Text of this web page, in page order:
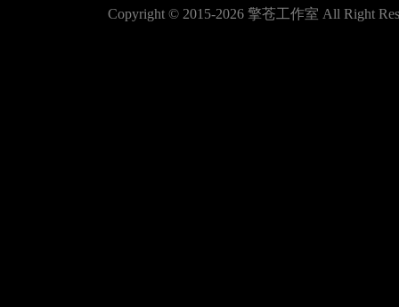
Copyright © 2015-2026 擎苍工作室 All Right